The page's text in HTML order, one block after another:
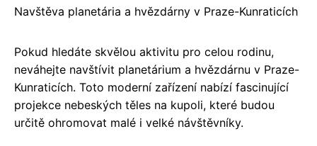
Navštěva planetária a hvězdárny v Praze-Kunraticích
Pokud hledáte skvělou aktivitu pro celou rodinu,
neváhejte navštívit planetárium a hvězdárnu v Praze-
Kunraticích. Toto moderní zařízení nabízí fascinující
projekce nebeských těles na kupoli, které budou
určitě ohromovat malé i velké návštěvníky.